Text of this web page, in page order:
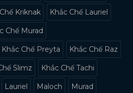
Kriknak Khắc Chế Lauriel
Chế Murad
Khắc Chế Preyta Khắc Chế Raz
Slimz Khắc Chế Tachi
Lauriel Maloch Murad